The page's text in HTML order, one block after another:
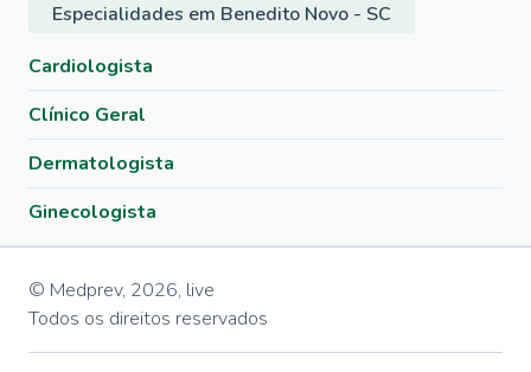
Especialidades em Benedito Novo - SC
Cardiologista
Clínico Geral
Dermatologista
Ginecologista
© Medprev, 2026, live
Todos os direitos reservados